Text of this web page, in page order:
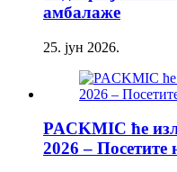
амбалаже
25. јун 2026.
PACKMIC ће
2026 – Посетите